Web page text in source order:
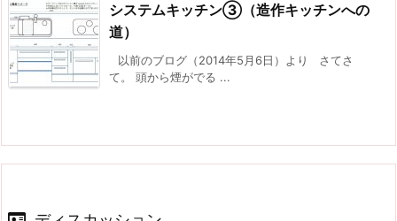
システムキッチン③（造作キッチンへの
道）
以前のブログ（2014年5月6日）より さてさ
て。 頭から煙がでる ...